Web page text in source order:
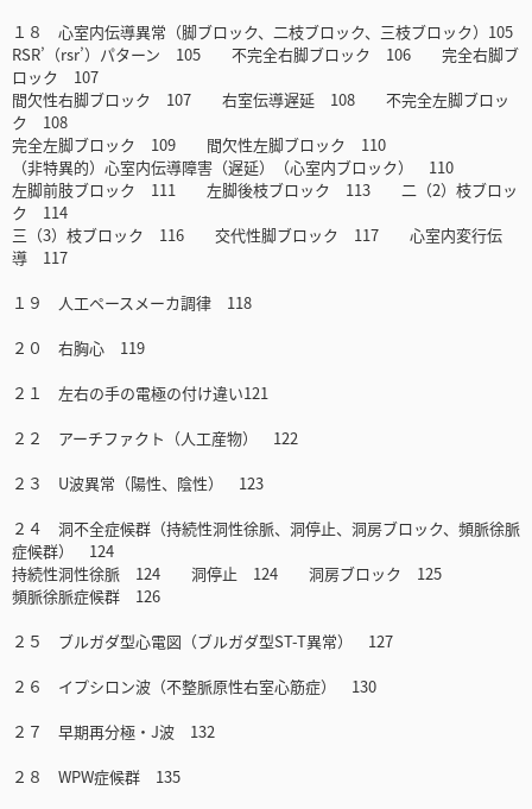
１８ 心室内伝導異常（脚ブロック、二枝ブロック、三枝ブロック）105
RSR’（rsr’）パターン 105 不完全右脚ブロック 106 完全右脚ブ
ロック 107
間欠性右脚ブロック 107 右室伝導遅延 108 不完全左脚ブロッ
ク 108
完全左脚ブロック 109 間欠性左脚ブロック 110
（非特異的）心室内伝導障害（遅延）（心室内ブロック） 110
左脚前肢ブロック 111 左脚後枝ブロック 113 二（2）枝ブロッ
ク 114
三（3）枝ブロック 116 交代性脚ブロック 117 心室内変行伝
導 117
１９ 人工ペースメーカ調律 118
２０ 右胸心 119
２１ 左右の手の電極の付け違い121
２２ アーチファクト（人工産物） 122
２３ U波異常（陽性、陰性） 123
２４ 洞不全症候群（持続性洞性徐脈、洞停止、洞房ブロック、頻脈徐脈
症候群） 124
持続性洞性徐脈 124 洞停止 124 洞房ブロック 125
頻脈徐脈症候群 126
２５ ブルガダ型心電図（ブルガダ型ST-T異常） 127
２６ イプシロン波（不整脈原性右室心筋症） 130
２７ 早期再分極・J波 132
２８ WPW症候群 135